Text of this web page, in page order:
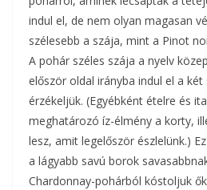
indul el, de nem olyan magasan
szélesebb a szája, mint a Pinot
A pohár széles szája a nyelv
először oldal irányba indul el a
érzékeljük. (Egyébként ételre és
meghatározó íz-élmény a korty,
lesz, amit legelőször észlelünk.)
a lágyabb savú borok
Chardonnay-pohárból kóstoljuk